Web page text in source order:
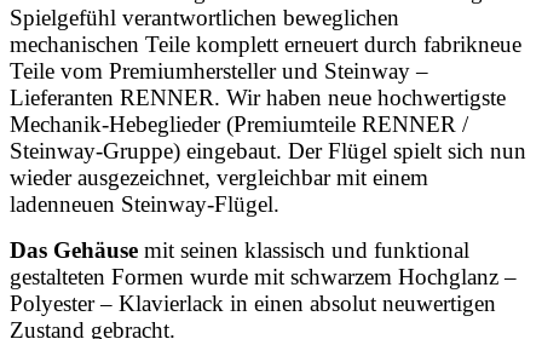
Spielgefühl verantwortlichen beweglichen
mechanischen Teile komplett erneuert durch fabrikneue
Teile vom Premiumhersteller und Steinway –
Lieferanten RENNER. Wir haben neue hochwertigste
Mechanik-Hebeglieder (Premiumteile RENNER /
Steinway-Gruppe) eingebaut. Der Flügel spielt sich nun
wieder ausgezeichnet, vergleichbar mit einem
ladenneuen Steinway-Flügel.
Das Gehäuse mit seinen klassisch und funktional
gestalteten Formen wurde mit schwarzem Hochglanz –
Polyester – Klavierlack in einen absolut neuwertigen
Zustand gebracht.